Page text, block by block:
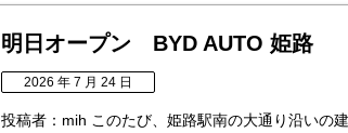
明日オープン BYD AUTO 姫路
2026 年 7 月 24 日
投稿者：mih このたび、姫路駅南の大通り沿いの